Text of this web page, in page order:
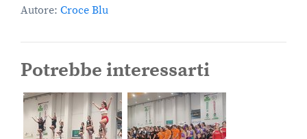
Autore: Croce Blu
Potrebbe interessarti